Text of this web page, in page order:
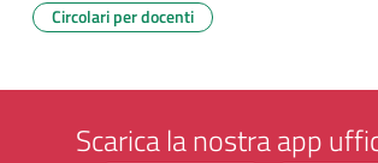
Circolari per docenti
Scarica la nostra app